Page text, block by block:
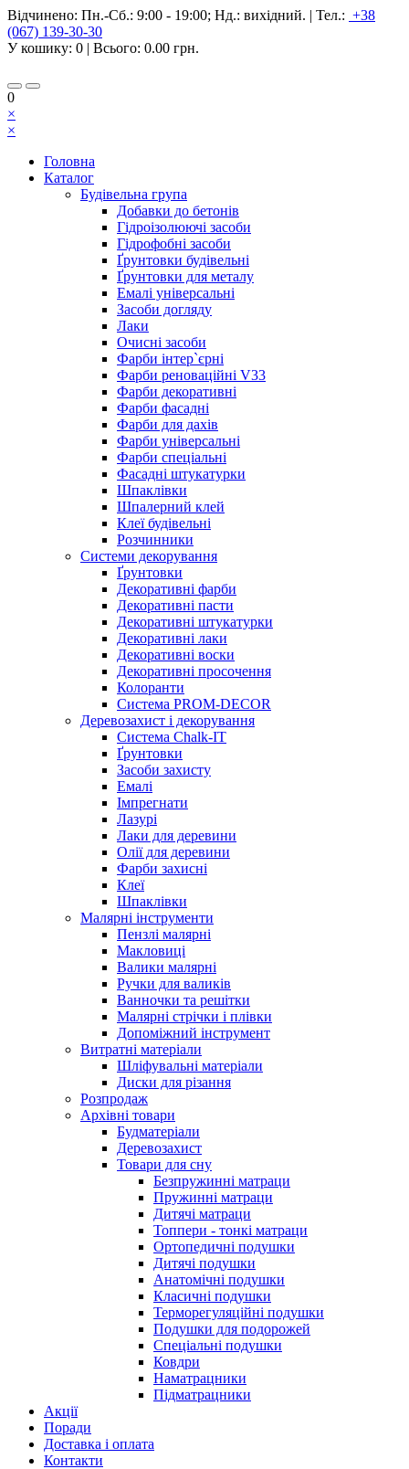
Відчинено: Пн.-Сб.: 9:00 - 19:00; Нд.: вихідний. | Тел.: +38
(067) 139-30-30
У кошику: 0 | Всього: 0.00 грн.
0
×
×
Головна
Каталог
Будівельна група
Добавки до бетонів
Гідроізолюючі засоби
Гідрофобні засоби
Ґрунтовки будівельні
Ґрунтовки для металу
Емалі універсальні
Засоби догляду
Лаки
Очисні засоби
Фарби інтер`єрні
Фарби реноваційні V33
Фарби декоративні
Фарби фасадні
Фарби для дахів
Фарби універсальні
Фарби спеціальні
Фасадні штукатурки
Шпаклівки
Шпалерний клей
Клеї будівельні
Розчинники
Системи декорування
Ґрунтовки
Декоративні фарби
Декоративні пасти
Декоративні штукатурки
Декоративні лаки
Декоративні воски
Декоративні просочення
Колоранти
Система PROM-DECOR
Деревозахист і декорування
Система Chalk-IT
Ґрунтовки
Засоби захисту
Емалі
Імпрегнати
Лазурі
Лаки для деревини
Олії для деревини
Фарби захисні
Клеї
Шпаклівки
Малярні інструменти
Пензлі малярні
Макловиці
Валики малярні
Ручки для валиків
Ванночки та решітки
Малярні стрічки і плівки
Допоміжний інструмент
Витратні матеріали
Шліфувальні матеріали
Диски для різання
Розпродаж
Архівні товари
Будматеріали
Деревозахист
Товари для сну
Безпружинні матраци
Пружинні матраци
Дитячі матраци
Топпери - тонкі матраци
Ортопедичні подушки
Дитячі подушки
Анатомічні подушки
Класичні подушки
Терморегуляційні подушки
Подушки для подорожей
Спеціальні подушки
Ковдри
Наматрацники
Підматрацники
Акції
Поради
Доставка і оплата
Контакти